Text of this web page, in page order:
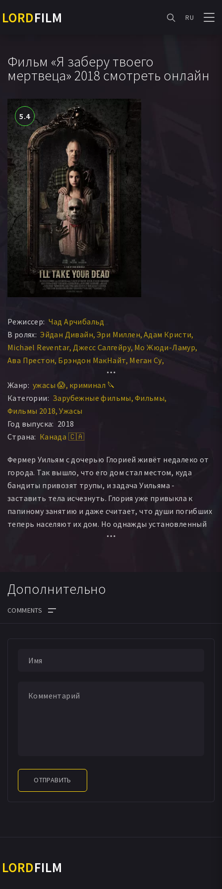
LORDFILM RU
Фильм «Я заберу твоего
мертвеца» 2018 смотреть онлайн
5.4
Режиссер: Чад Арчибальд
В ролях: Эйдан Дивайн Эри Миллен Адам Кристи
Michael Reventar Джесс Салгейру Мо Жюди-Ламур
Ава Престон Брэндон МакНайт Меган Су
Майкл Ревентан
Раффаэль Бреретон Tavaree Daniel-Simms
Тавари Дэниэл-Симмс
Жанр: ужасы 😱 криминал 🔪
Категории: Зарубежные фильмы Фильмы
Фильмы 2018 Ужасы
Год выпуска: 2018
Страна: Канада 🇨🇦
Фермер Уильям с дочерью Глорией живёт недалеко от
города. Так вышло, что его дом стал местом, куда
бандиты привозят трупы, и задача Уильяма -
заставить тела исчезнуть. Глория уже привыкла к
папиному занятию и даже считает, что души погибших
теперь населяют их дом. Но однажды установленный
порядок нарушается неожиданным событием - одна из
Дополнительно
ОТПРАВИТЬ
LORDFILM